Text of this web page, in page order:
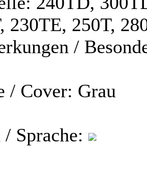
230TE, 250T,
/
/ Cover: Grau
Sprache: